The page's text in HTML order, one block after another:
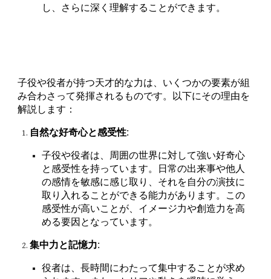
し、さらに深く理解することができます。
子役や役者が持つ天才的な力は、いくつかの要素が組
み合わさって発揮されるものです。以下にその理由を
解説します：
自然な好奇心と感受性:
子役や役者は、周囲の世界に対して強い好奇心
と感受性を持っています。日常の出来事や他人
の感情を敏感に感じ取り、それを自分の演技に
取り入れることができる能力があります。この
感受性が高いことが、イメージ力や創造力を高
める要因となっています。
集中力と記憶力:
役者は、長時間にわたって集中することが求め